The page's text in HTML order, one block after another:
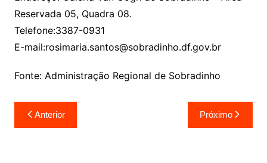
Reservada 05, Quadra 08.
Telefone:3387-0931
E-mail:rosimaria.santos@sobradinho.df.gov.br
Fonte: Administração Regional de Sobradinho
Navegação
de
Anterior Próximo